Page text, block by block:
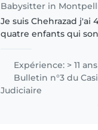
Babysitter in
Je suis Chehrazad j'ai
quatre enfants qui
bien les enfants, les
faire des activités. Je
disponible tous..
Expérience: > 11 ans
Bulletin n°3 du
Judiciaire